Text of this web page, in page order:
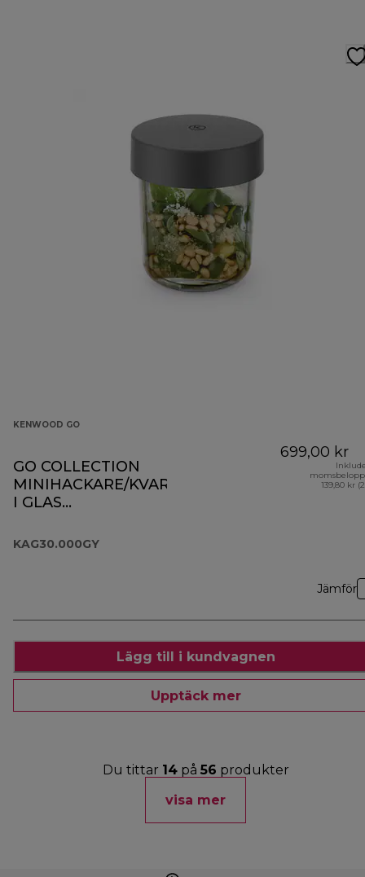
KENWOOD GO
GO COLLECTION
MINIHACKARE/KVARN
I GLAS
KAG30.000GY
699,00 kr
139,80 kr
Jämför
Lägg till i kundvagnen
Upptäck mer
Du tittar 14på 56 produkter
visa mer